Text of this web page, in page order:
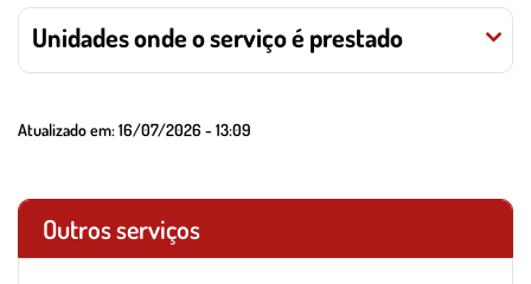
Unidades onde o serviço é prestado
Atualizado em:16/07/2026 - 13:09
Outros serviços